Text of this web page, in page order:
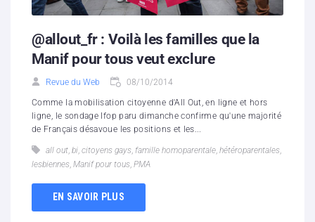
@allout_fr : Voilà les familles que la
Manif pour tous veut exclure
Revue du Web 08/10/2014
Comme la mobilisation citoyenne d'All Out, en ligne et hors
ligne, le sondage Ifop paru dimanche confirme qu'une majorité
de Français désavoue les positions et les...
all out bi citoyens gays famille homoparentale hétéroparentales
lesbiennes Manif pour tous PMA
EN SAVOIR PLUS